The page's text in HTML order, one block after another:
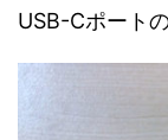
USB-Cポート